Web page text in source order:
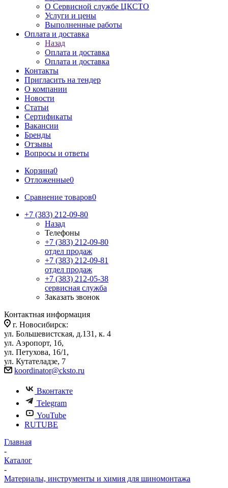
О Сервисной службе ЦКСТО
Услуги и цены
Выполненные работы
Оплата и доставка
Назад
Оплата и доставка
Оплата и доставка
Контакты
Пригласить на тендер
О компании
Новости
Статьи
Сертификаты
Вакансии
Бренды
Отзывы
Вопросы и ответы
Корзина0
Отложенные0
Сравнение товаров0
+7 (383) 212-09-80
Назад
Телефоны
+7 (383) 212-09-80
отдел продаж
+7 (383) 212-09-81
отдел продаж
+7 (383) 212-05-38
сервисная служба
Заказать звонок
Контактная информация
г. Новосибирск:
ул. Большевистская, д.131, к. 4
ул. Аэропорт, 1б,
ул. Петухова, 16/1,
ул. Кутателадзе, 7
koordinator@cksto.ru
Вконтакте
Telegram
YouTube
RUTUBE
Главная
-
Каталог
-
Материалы, инструменты и химия для шиномонтажа